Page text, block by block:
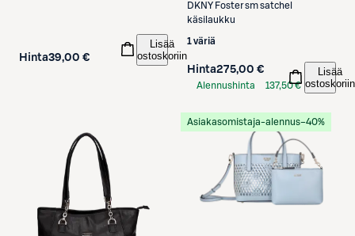
Hinta39,00 €
Lisää
ostoskoriin
DKNY Foster sm satchel
käsilaukku
1 väriä
Hinta275,00 €
Alennushinta
137,50 €
Lisää
ostoskoriin
Asiakasomistaja-alennus−40%